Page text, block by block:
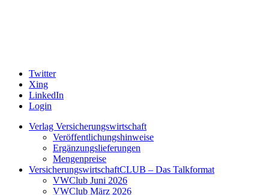
Twitter
Xing
LinkedIn
Login
Verlag Versicherungswirtschaft
Veröffentlichungshinweise
Ergänzungslieferungen
Mengenpreise
VersicherungswirtschaftCLUB – Das Talkformat
VWClub Juni 2026
VWClub März 2026